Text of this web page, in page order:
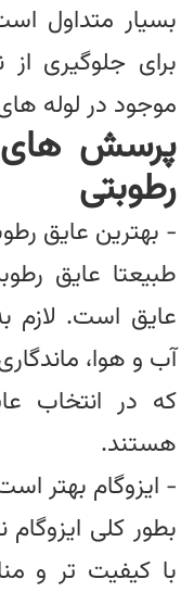
بسیار متداول
برای جلوگیری
موجود در لوله
پرسش های
رطوبتی
- بهترین عایق
طبیعتا عایق
عایق است. لازم
آب و هوا،
که در انتخاب
هستند.
- ایزوگام بهتر
بطور کلی
با کیفیت تر و